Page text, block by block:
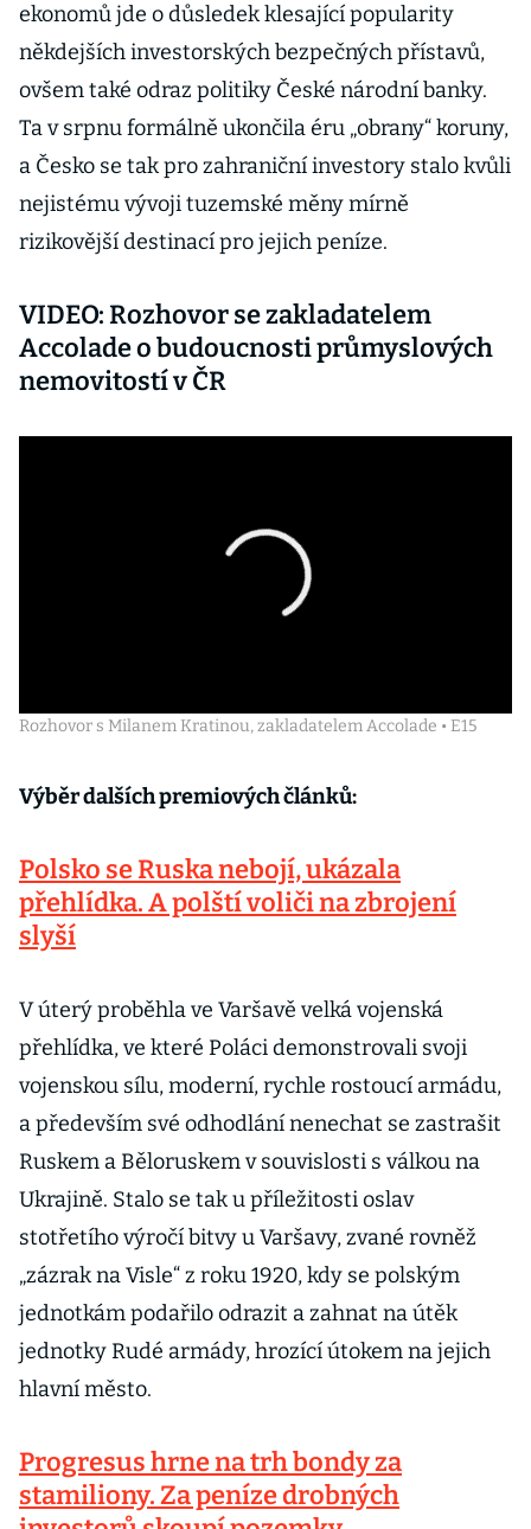
ekonomů jde o důsledek klesající popularity
někdejších investorských bezpečných přístavů,
ovšem také odraz politiky České národní banky.
Ta v srpnu formálně ukončila éru „obrany“ koruny,
a Česko se tak pro zahraniční investory stalo kvůli
nejistému vývoji tuzemské měny mírně
rizikovější destinací pro jejich peníze.
VIDEO: Rozhovor se zakladatelem
Accolade o budoucnosti průmyslových
nemovitostí v ČR
Rozhovor s Milanem Kratinou, zakladatelem Accolade • E15
Výběr dalších premiových článků:
Polsko se Ruska nebojí, ukázala
přehlídka. A polští voliči na zbrojení
slyší
V úterý proběhla ve Varšavě velká vojenská
přehlídka, ve které Poláci demonstrovali svoji
vojenskou sílu, moderní, rychle rostoucí armádu,
a především své odhodlání nenechat se zastrašit
Ruskem a Běloruskem v souvislosti s válkou na
Ukrajině. Stalo se tak u příležitosti oslav
stotřetího výročí bitvy u Varšavy, zvané rovněž
„zázrak na Visle“ z roku 1920, kdy se polským
jednotkám podařilo odrazit a zahnat na útěk
jednotky Rudé armády, hrozící útokem na jejich
hlavní město.
Progresus hrne na trh bondy za
stamiliony. Za peníze drobných